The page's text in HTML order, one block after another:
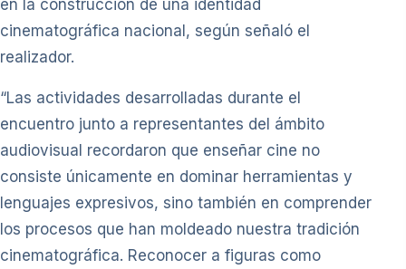
en la construcción de una identidad
cinematográfica nacional, según señaló el
realizador.
“Las actividades desarrolladas durante el
encuentro junto a representantes del ámbito
audiovisual recordaron que enseñar cine no
consiste únicamente en dominar herramientas y
lenguajes expresivos, sino también en comprender
los procesos que han moldeado nuestra tradición
cinematográfica. Reconocer a figuras como